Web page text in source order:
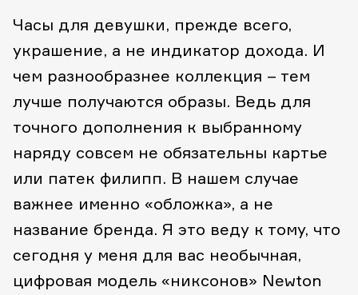
Часы для девушки, прежде всего,
украшение, а не индикатор дохода. И
чем разнообразнее коллекция – тем
лучше получаются образы. Ведь для
точного дополнения к выбранному
наряду совсем не обязательны картье
или патек филипп. В нашем случае
важнее именно «обложка», а не
название бренда. Я это веду к тому, что
сегодня у меня для вас необычная,
цифровая модель «никсонов» Newton